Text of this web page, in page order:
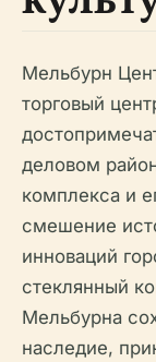
Мельбурн
торговый
деловом
комплекса и
смешение
инноваций
стеклянный
Мельбурна
наследие,